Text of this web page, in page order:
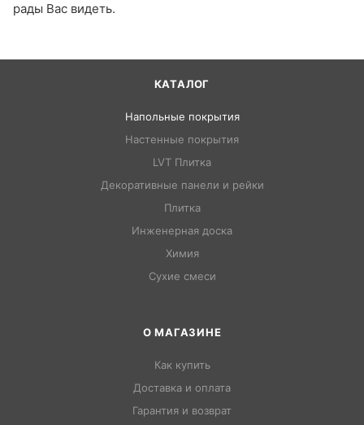
рады Вас видеть.
КАТАЛОГ
Напольные покрытия
Настенные покрытия
LVT Плитка
Декоративные панели и рейки
Плитка
Инженерная доска
Химия
Сухие смеси
О МАГАЗИНЕ
Как купить
Доставка и оплата
Гарантия и возврат